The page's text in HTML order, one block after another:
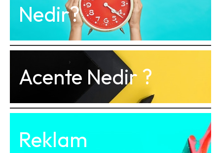
Nedir?
Acente Nedir ?
Reklam